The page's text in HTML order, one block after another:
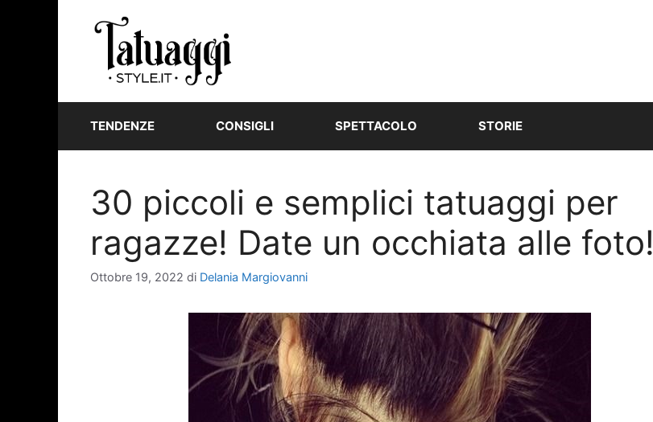
TENDENZE CONSIGLI SPETTACOLO STORIE
30 piccoli e semplici tatuaggi per
ragazze! Date un occhiata alle foto!
Ottobre 19, 2022 di Delania Margiovanni